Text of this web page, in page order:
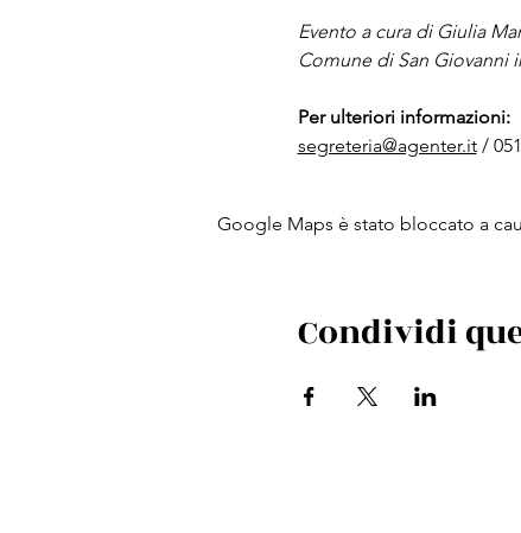
Evento a cura di Giulia
Comune di San Giovanni
Per ulteriori informazioni:
segreteria@agenter.it /
Google Maps è stato bloccato a
Condividi